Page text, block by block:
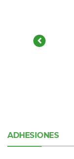
ADHESIONES